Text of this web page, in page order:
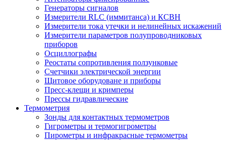
Генераторы сигналов
Измерители RLC (иммитанса) и КСВН
Измерители тока утечки и нелинейных искажений
Измерители параметров полупроводниковых
приборов
Осциллографы
Реостаты сопротивления ползунковые
Счетчики электрической энергии
Щитовое оборудоване и приборы
Пресс-клещи и кримперы
Прессы гидравлические
Термометрия
Зонды для контактных термометров
Гигрометры и термогигрометры
Пирометры и инфракрасные термометры